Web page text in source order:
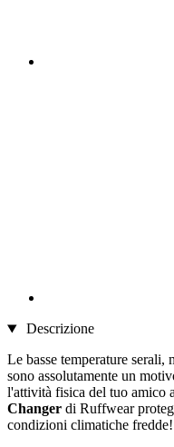
Descrizione
Le basse temperature
sono assolutamente un
l'attività fisica del tuo amico
Changer di Ruffwear
condizioni climatiche fredde!